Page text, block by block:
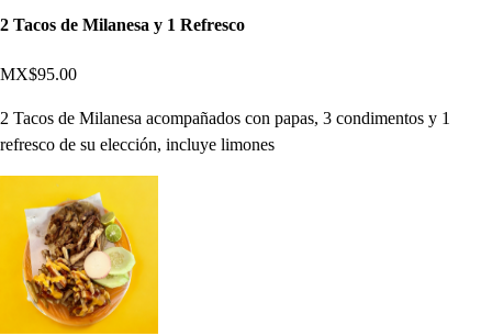
2 Tacos de Milanesa y 1 Refresco
MX$95.00
2 Tacos de Milanesa acompañados con papas, 3 condimentos y 1
refresco de su elección, incluye limones